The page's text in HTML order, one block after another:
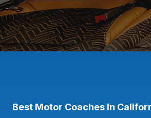
Best Motor Coaches In